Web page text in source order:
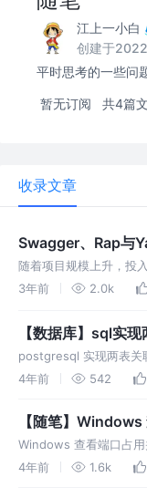
江上一小白
创建于
平时思考的一些问
暂无订阅 共4篇
收录文章
Swagger、Rap与
随着项目规模上升，投
式都有着很大的变化，
Swagger、Rap、Yapi
作是提高效率。
3年前 2.0k
【数据库】sql实
postgresql 实现两表关
联查询并插入、更新操作
4年前 542
【随笔】
Windows 查看端口占用
netstat查看进程 3、使
与使用windows的任务
4年前 1.6k